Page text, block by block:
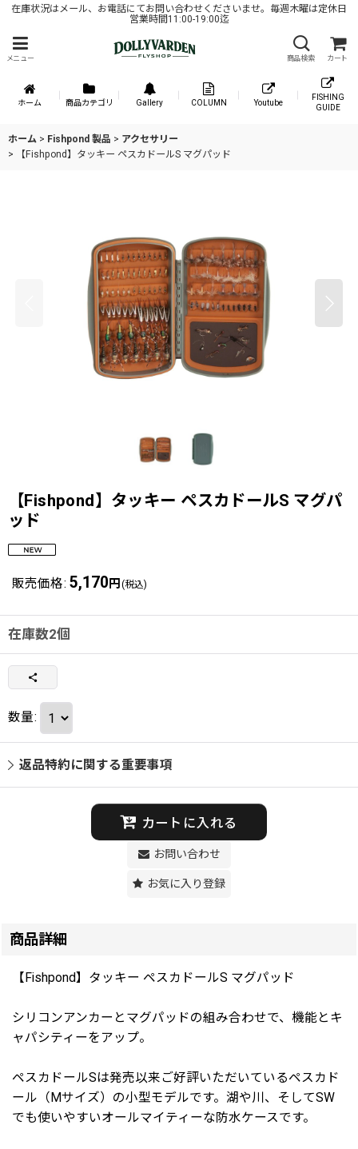
在庫状況はメール、お電話にてお問い合わせくださいませ。毎週木曜は定休日
営業時間11:00-19:00迄
メニュー 商品検索 カート
ホーム 商品カテゴリ Gallery COLUMN Youtube
FISHING
GUIDE
ホーム > Fishpond 製品 > アクセサリー
>
【Fishpond】タッキー ペスカドールS マグパッド
【Fishpond】タッキー ペスカドールS マグパ
ッド
販売価格: 5,170 円 (税込)
在庫数2個
数量:
返品特約に関する重要事項
カートに入れる
お問い合わせ
お気に入り登録
商品詳細
【Fishpond】タッキー ペスカドールS マグパッド
シリコンアンカーとマグパッドの組み合わせで、機能とキ
ャパシティーをアップ。
ペスカドールSは発売以来ご好評いただいているペスカド
ール（Mサイズ）の小型モデルです。湖や川、そしてSW
でも使いやすいオールマイティーな防水ケースです。